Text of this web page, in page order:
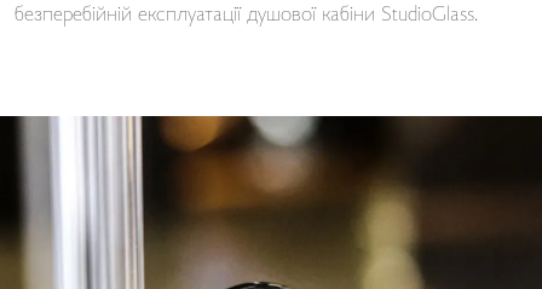
безперебійній експлуатації душової кабіни StudioGlass.